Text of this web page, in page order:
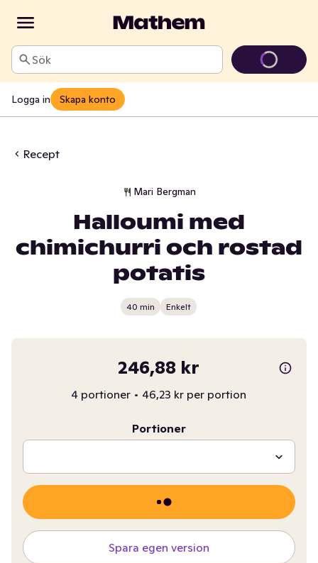
Sök
Logga in Skapa konto
Recept
Mari Bergman
Halloumi med
chimichurri och rostad
potatis
40 min Enkelt
246,88 kr
4 portioner • 46,23 kr per portion
Portioner
Spara egen version